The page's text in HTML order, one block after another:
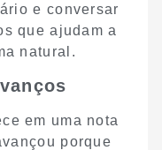
e conversar
que ajudam a
natural.
em uma nota
porque